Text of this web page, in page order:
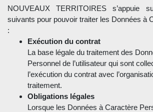
NOUVEAUX TERRITOIRES s’appuie
suivants pour pouvoir traiter les Données à
:
Exécution du contrat
La base légale du traitement des
Personnel de l’utilisateur qui sont
l’exécution du contrat avec
traitement.
Obligations légales
Lorsque les Données à Caractère